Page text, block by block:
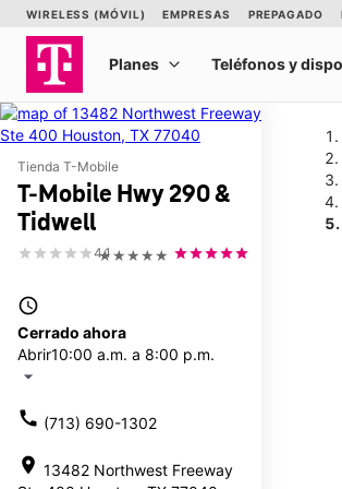
Tienda T-Mobile
T-Mobile Hwy 290 &
Tidwell
★★★★★
4.1
access_time
Cerrado ahora
Abrir10:00 a.m. a 8:00 p.m.
arrow_drop_down
call (713) 690-1302
location_on 13482 Northwest Freeway